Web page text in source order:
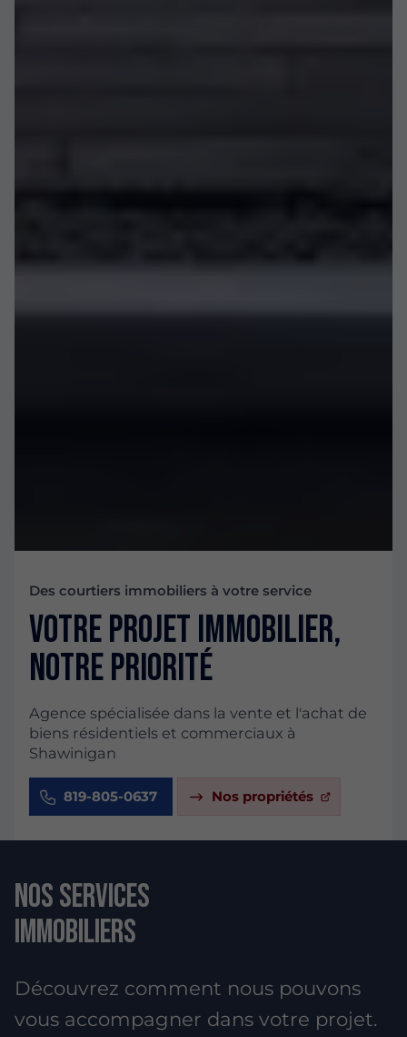
Des courtiers immobiliers à votre service
Votre projet immobilier,
notre priorité
Agence spécialisée dans la vente et l'achat de
biens résidentiels et commerciaux à
Shawinigan
819-805-0637 Nos propriétés
Nos services
immobiliers
Découvrez comment nous pouvons
vous accompagner dans votre projet.